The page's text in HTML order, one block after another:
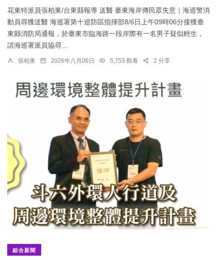
花東特派員張柏東/台東縣報導 送醫 臺東海岸傳民眾失意｜海巡警消
動員尋獲送醫 海巡署第十巡防區指揮部8/6日上午09時06分接獲臺
東縣消防局通報，於臺東市臨海路一段岸際有一名男子疑似輕生，
請海巡署派員協尋...
張柏東 2026年八月06日 5,753 觀看 2 分享
綜合新聞